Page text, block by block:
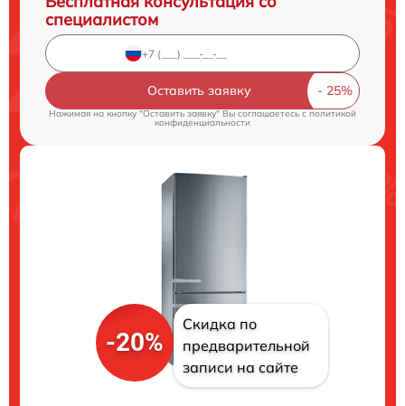
специалистом
Оставить заявку
Нажимая на кнопку "Оставить заявку" Вы соглашаетесь cполитикой
конфиденциальности
-20%
Скидка по
предварительной
записи на сайте